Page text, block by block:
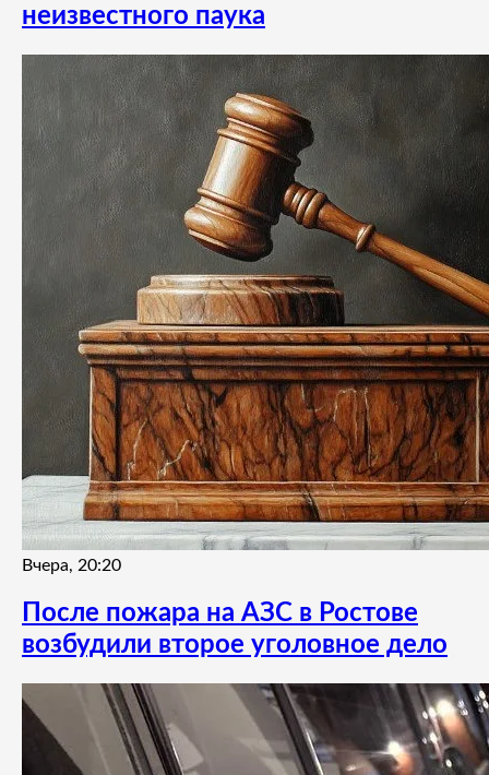
неизвестного паука
Вчера, 20:20
После пожара на АЗС в Ростове
возбудили второе уголовное дело